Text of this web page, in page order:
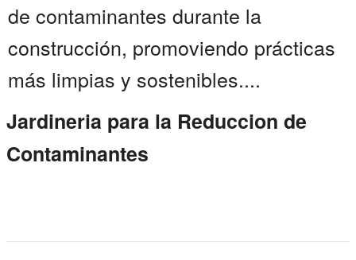
de contaminantes durante la
construcción, promoviendo prácticas
más limpias y sostenibles....
Jardineria para la Reduccion de
Contaminantes